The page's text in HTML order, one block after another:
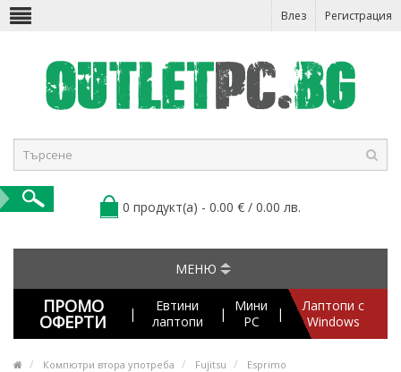
Влез Регистрация
0 продукт(а) - 0.00 € / 0.00 лв.
МЕНЮ
ПРОМО
ОФЕРТИ |
Евтини
лаптопи
|
Мини
PC
|
Лаптопи с
Windows
Компютри втора употреба Fujitsu Esprimo